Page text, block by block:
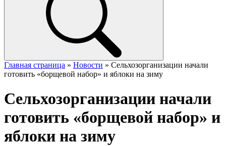
Главная страница » Новости » Сельхозорганизации начали
готовить «борщевой набор» и яблоки на зиму
Сельхозорганизации начали
готовить «борщевой набор» и
яблоки на зиму